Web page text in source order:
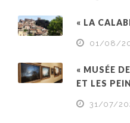
« LA
01/08/
« MUSÉE
ET LES
31/07/